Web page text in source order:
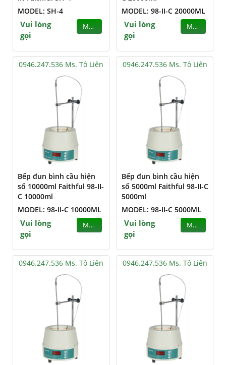
MODEL: SH-4
Vui lòng
gọi
MUA
MODEL: 98-II-C 20000ML
Vui lòng
gọi
MUA
0946.247.536 Ms. Tô Liên
Bếp đun bình cầu hiện
số 10000ml Faithful 98-II-
C 10000ml
MODEL: 98-II-C 10000ML
Vui lòng
gọi
MUA
0946.247.536 Ms. Tô Liên
Bếp đun bình cầu hiện
số 5000ml Faithful 98-II-C
5000ml
MODEL: 98-II-C 5000ML
Vui lòng
gọi
MUA
0946.247.536 Ms. Tô Liên 0946.247.536 Ms. Tô Liên